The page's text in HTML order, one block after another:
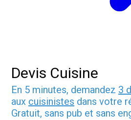
Devis Cuisine
En 5 minutes, demandez 3
aux cuisinistes dans votre
Gratuit, sans pub et sans